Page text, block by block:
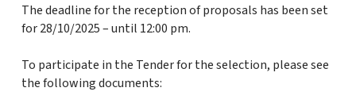
The deadline for the reception of proposals has been set
for 28/10/2025 – until 12:00 pm.
To participate in the Tender for the selection, please see
the following documents: